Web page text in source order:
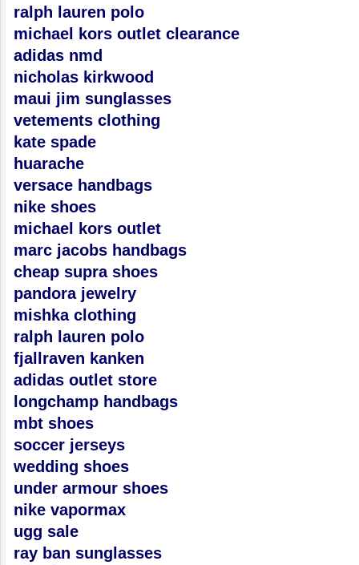
ralph lauren polo
michael kors outlet clearance
adidas nmd
nicholas kirkwood
maui jim sunglasses
vetements clothing
kate spade
huarache
versace handbags
nike shoes
michael kors outlet
marc jacobs handbags
cheap supra shoes
pandora jewelry
mishka clothing
ralph lauren polo
fjallraven kanken
adidas outlet store
longchamp handbags
mbt shoes
soccer jerseys
wedding shoes
under armour shoes
nike vapormax
ugg sale
ray ban sunglasses